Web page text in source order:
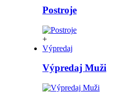
Postroje
+
Výpredaj
Výpredaj Muži